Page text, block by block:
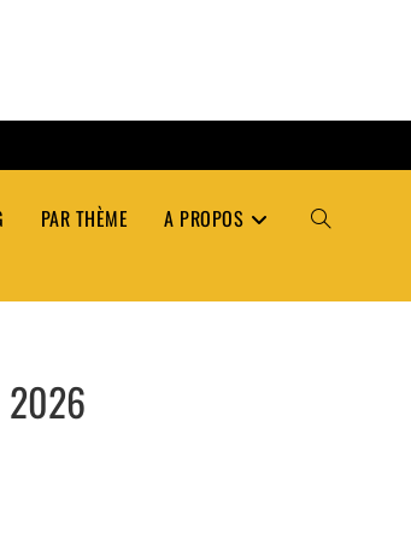
PAR THÈME A PROPOS TOGGLE
2026